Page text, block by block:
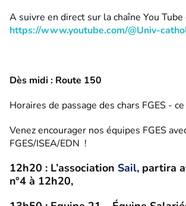
A suivre en direct sur la chaîne You
https://www.youtube.com/@Univ-
Dès midi : Route 150
Horaires de passage des chars FGES -
Venez encourager nos équipes FGES
FGES/ISEA/EDN !
12h20 : L’association Sail, partira
n°4 à 12h20,